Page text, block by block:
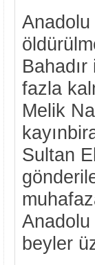
Anadolu
Bahadır
fazla
Melik
Sultan
beyler